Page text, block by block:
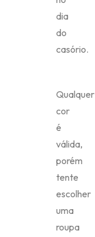
dia
do
casório.
Qualquer
cor
é
válida,
porém
tente
escolher
uma
roupa